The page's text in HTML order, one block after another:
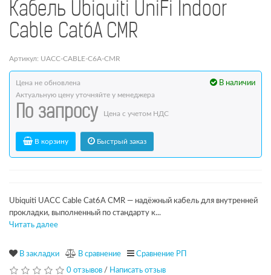
Кабель Ubiquiti UniFi Indoor
Cable Cat6A CMR
Артикул: UACC-CABLE-C6A-CMR
В наличии
Цена не обновлена
Актуальную цену уточняйте у менеджера
По запросу Цена с учетом НДС
В корзину Быстрый заказ
Ubiquiti UACC Cable Cat6A CMR — надёжный кабель для внутренней
прокладки, выполненный по стандарту к...
Читать далее
В закладки В сравнение Сравнение РП
0 отзывов / Написать отзыв